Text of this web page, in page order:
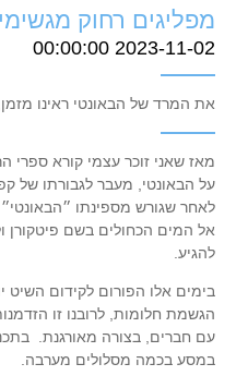
מפליגים רחוק
2023-11-02 00:00:00
את המרד של הבאונטי ראינו
מאז שאני זוכר עצמי קורא
על הבאונטי, מעבר לגבורתו של
לאחר שגורש מספינתו
אל המים הכחולים בשם פיטקורן
להגיע.
בימים אלו הפורום לקידום
הגשמת חלומות, לרובנו זו
במסע בכמה מסלולים מערבה.